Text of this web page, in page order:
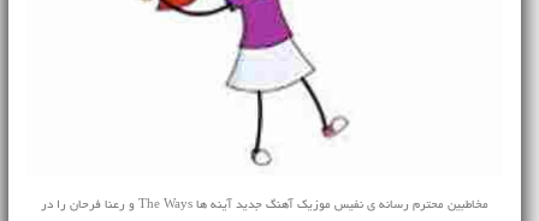
مخاطبین محترم رسانه ی نفیس موزیک آهنگ جدید آینه ها The Ways و رعنا فرحان را در